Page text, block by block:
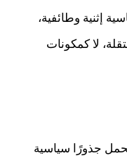
إثنية وطائفية،
لا كمكونات
يحمل جذورًا سياسية